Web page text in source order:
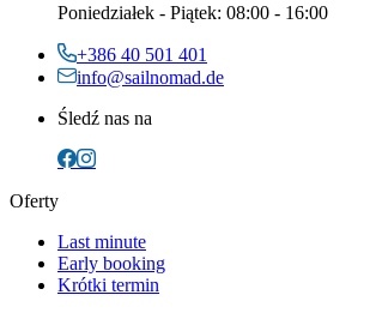
Poniedziałek - Piątek: 08:00 - 16:00
+386 40 501 401
info@sailnomad.de
Śledź nas na
Oferty
Last minute
Early booking
Krótki termin